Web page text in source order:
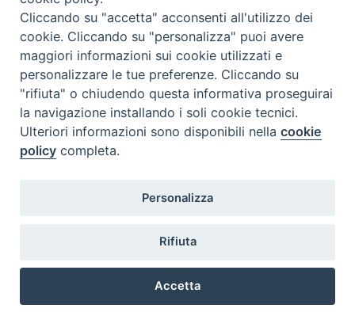
Nasce la Consulta Diocesana delle Aggregazioni Laicali di Castellaneta
Archivio comunicati stampa
2026 © Diocesi di Castellaneta
Vita consacrata
Cliccando su "accetta" acconsenti all'utilizzo dei
cookie. Cliccando su "personalizza" puoi avere
maggiori informazioni sui cookie utilizzati e
personalizzare le tue preferenze. Cliccando su
"rifiuta" o chiudendo questa informativa proseguirai
la navigazione installando i soli cookie tecnici.
Ulteriori informazioni sono disponibili nellacookie
policy completa.
Personalizza
Rifiuta
Accetta